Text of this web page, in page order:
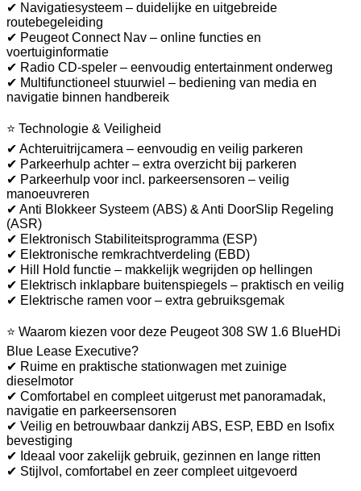
✔ Navigatiesysteem – duidelijke en uitgebreide
routebegeleiding
✔ Peugeot Connect Nav – online functies en
voertuiginformatie
✔ Radio CD-speler – eenvoudig entertainment onderweg
✔ Multifunctioneel stuurwiel – bediening van media en
navigatie binnen handbereik
⭐ Technologie & Veiligheid
✔ Achteruitrijcamera – eenvoudig en veilig parkeren
✔ Parkeerhulp achter – extra overzicht bij parkeren
✔ Parkeerhulp voor incl. parkeersensoren – veilig
manoeuvreren
✔ Anti Blokkeer Systeem (ABS) & Anti DoorSlip Regeling
(ASR)
✔ Elektronisch Stabiliteitsprogramma (ESP)
✔ Elektronische remkrachtverdeling (EBD)
✔ Hill Hold functie – makkelijk wegrijden op hellingen
✔ Elektrisch inklapbare buitenspiegels – praktisch en veilig
✔ Elektrische ramen voor – extra gebruiksgemak
⭐ Waarom kiezen voor deze Peugeot 308 SW 1.6 BlueHDi
Blue Lease Executive?
✔ Ruime en praktische stationwagen met zuinige
dieselmotor
✔ Comfortabel en compleet uitgerust met panoramadak,
navigatie en parkeersensoren
✔ Veilig en betrouwbaar dankzij ABS, ESP, EBD en Isofix
bevestiging
✔ Ideaal voor zakelijk gebruik, gezinnen en lange ritten
✔ Stijlvol, comfortabel en zeer compleet uitgevoerd